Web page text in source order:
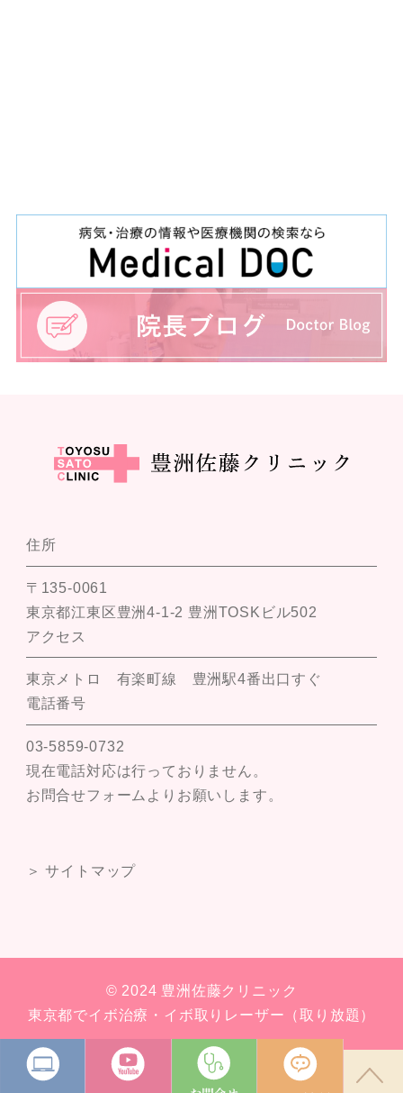
住所
〒135-0061
東京都江東区豊洲4-1-2 豊洲TOSKビル502
アクセス
東京メトロ 有楽町線 豊洲駅4番出口すぐ
電話番号
03-5859-0732
現在電話対応は行っておりません。
お問合せフォームよりお願いします。
＞ サイトマップ
© 2024 豊洲佐藤クリニック
東京都でイボ治療・イボ取りレーザー（取り放題）